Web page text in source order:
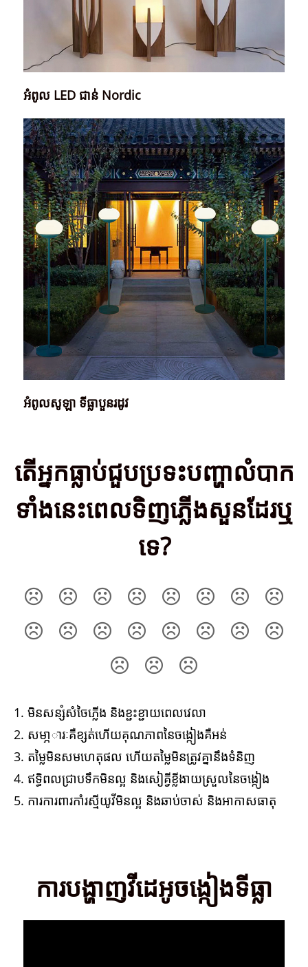
អំពូល LED ជាន់ Nordic
អំពូលសូឡា ទីធ្លាបួនរដូវ
តើ​អ្នក​ធ្លាប់​ជួប​ប្រទះ​បញ្ហា​លំបាក​
ទាំង​នេះ​ពេល​ទិញ​ភ្លើង​សួន​ដែរ​ឬ​
ទេ?
1. មិនសន្សំសំចៃភ្លើង និងខ្ជះខ្ជាយពេលវេលា
2. សមា្ភារៈគឺខ្សត់ហើយគុណភាពនៃចង្កៀងគឺអន់
3. តម្លៃមិនសមហេតុផល ហើយតម្លៃមិនត្រូវគ្នានឹងទំនិញ
4. ឥទ្ធិពលជ្រាបទឹកមិនល្អ និងសៀគ្វីខ្លីងាយស្រួលនៃចង្កៀង
5. ការការពារកាំរស្មីយូវីមិនល្អ និងឆាប់ចាស់ និងអាកាសធាតុ
ការបង្ហាញវីដេអូចង្កៀងទីធ្លា